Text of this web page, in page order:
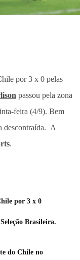
por 3 x 0 pelas
passou pela zona
feira (4/9). Bem
descontraída. A
.
por 3 x 0
Brasileira.
do Chile no